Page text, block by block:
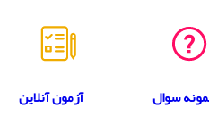
سوال آزمون آنلاین